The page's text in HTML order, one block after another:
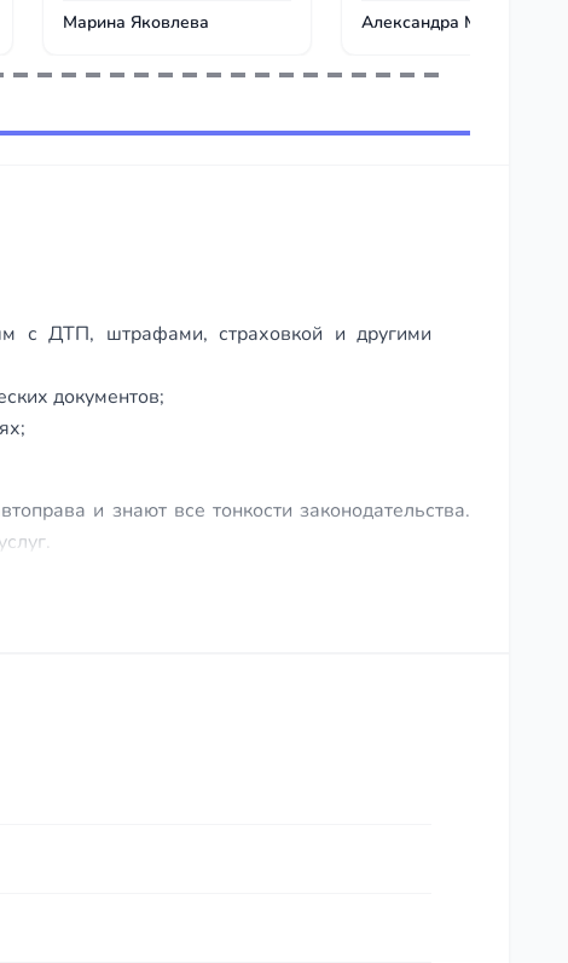
Марина Яковлева
Александра Маринина
с ДТП, штрафами, страховкой и другими
документов;
и знают все тонкости законодательства.